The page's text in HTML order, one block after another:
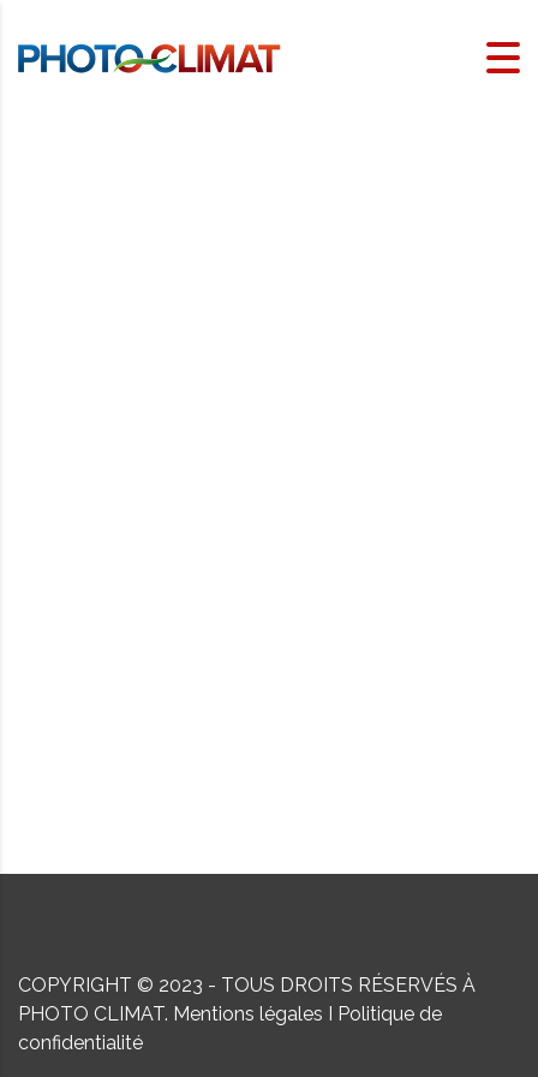
COPYRIGHT © 2023 - TOUS DROITS RÉSERVÉS À
PHOTO CLIMAT. Mentions légales I Politique de
confidentialité